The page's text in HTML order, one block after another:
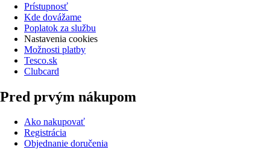
Prístupnosť
Kde dovážame
Poplatok za službu
Nastavenia cookies
Možnosti platby
Tesco.sk
Clubcard
Pred prvým nákupom
Ako nakupovať
Registrácia
Objednanie doručenia